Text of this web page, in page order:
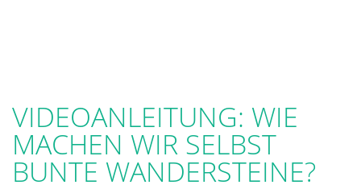
VIDEOANLEITUNG: WIE
MACHEN WIR SELBST
BUNTE WANDERSTEINE?